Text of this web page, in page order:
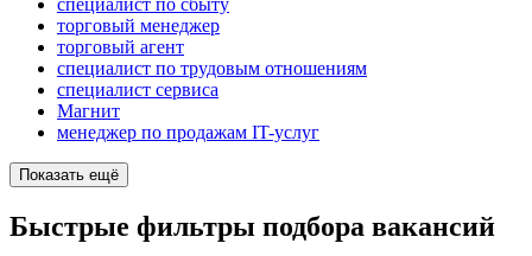
специалист по сбыту
торговый менеджер
торговый агент
специалист по трудовым отношениям
специалист сервиса
Магнит
менеджер по продажам IT-услуг
Показать ещё
Быстрые фильтры подбора вакансий